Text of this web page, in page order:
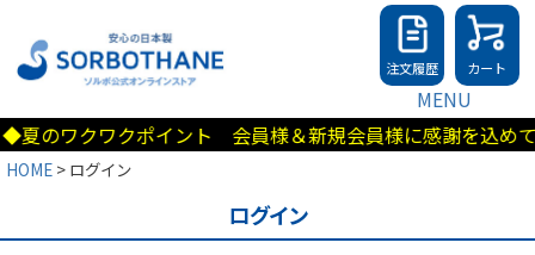
注文履歴 カート
MENU
のワクワクポイント 会員様＆新規会員様に感謝を込めて
HOME ログイン
ログイン